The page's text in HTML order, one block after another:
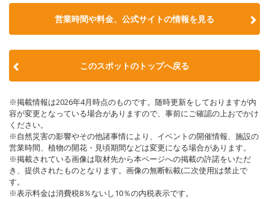
営業時間や料金、公式サイトの情報を見る
このスポットのトップへ戻る
※掲載情報は2026年4月時点のものです。随時更新をしておりますが内
容が変更となっている場合がありますので、事前にご確認の上おでかけ
ください。
※自然災害の影響やその他諸事情により、イベントの開催情報、施設の
営業時間、植物の開花・見頃期間などは変更になる場合があります。
※掲載されている画像は取材先から本ページへの掲載の許諾をいただ
き、提供されたものとなります。画像の無断転載(二次使用)は禁止で
す。
※表示料金は消費税8％ないし10％の内税表示です。